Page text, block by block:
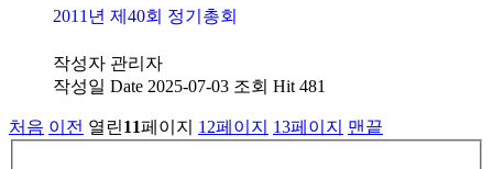
2011년 제40회 정기총회
작성자 관리자
작성일 Date 2025-07-03 조회 Hit 481
처음 이전 열린11페이지 12페이지 13페이지 맨끝